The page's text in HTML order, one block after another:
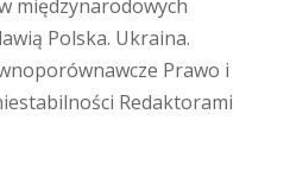
międzynarodowych
Polska. Ukraina.
Prawo i
Redaktorami